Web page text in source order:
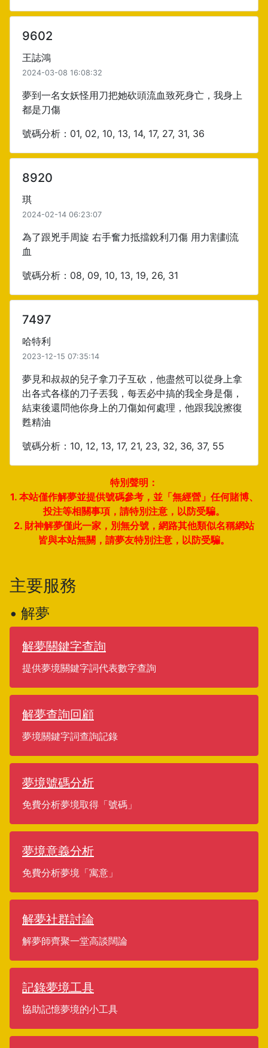
9602
王誌鴻
2024-03-08 16:08:32
夢到一名女妖怪用刀把她砍頭流血致死身亡，我身上
都是刀傷
號碼分析：01, 02, 10, 13, 14, 17, 27, 31, 36
8920
琪
2024-02-14 06:23:07
為了跟兇手周旋 右手奮力抵擋銳利刀傷 用力割劃流
血
號碼分析：08, 09, 10, 13, 19, 26, 31
7497
哈特利
2023-12-15 07:35:14
夢見和叔叔的兒子拿刀子互砍，他盡然可以從身上拿
出各式各樣的刀子丟我，每丟必中搞的我全身是傷，
結束後還問他你身上的刀傷如何處理，他跟我說擦復
甦精油
號碼分析：10, 12, 13, 17, 21, 23, 32, 36, 37, 55
特別聲明：
1. 本站僅作解夢並提供號碼參考，並「無經營」任何賭博、
投注等相關事項，請特別注意，以防受騙。
2. 財神解夢僅此一家，別無分號，網路其他類似名稱網站
皆與本站無關，請夢友特別注意，以防受騙。
主要服務
• 解夢
解夢關鍵字查詢
提供夢境關鍵字詞代表數字查詢
解夢查詢回顧
夢境關鍵字詞查詢記錄
夢境號碼分析
免費分析夢境取得「號碼」
夢境意義分析
免費分析夢境「寓意」
解夢社群討論
解夢師齊聚一堂高談闊論
記錄夢境工具
協助記憶夢境的小工具